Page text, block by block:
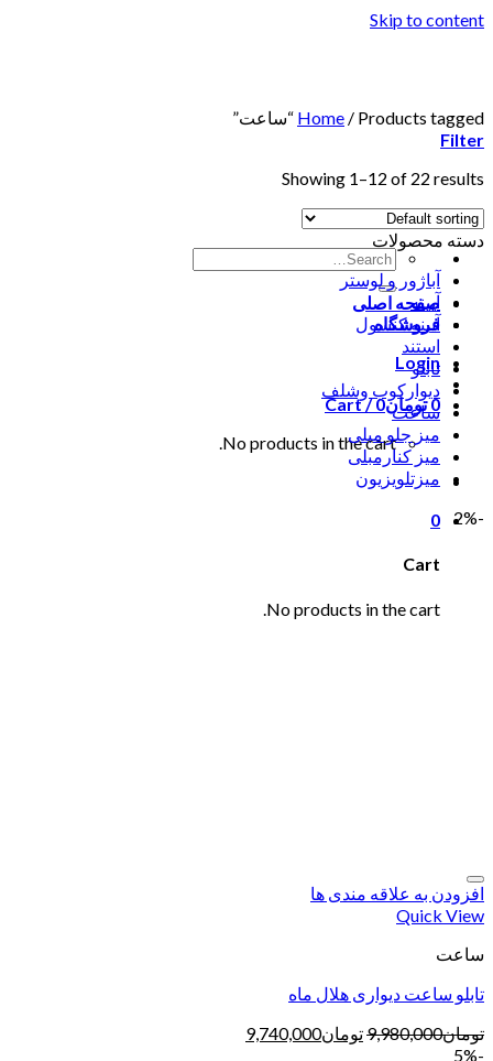
Skip to content
صفحه اصلی
فروشگاه
Login
Cart / تومان0
0
No products in the cart.
0
Cart
No products in the cart.
Home / Products tagged “ساعت”
Filter
Showing 1–12 of 22 results
دسته محصولات
آباژور و لوستر
آیینه
آیینه کنسول
استند
تابلو
دیوارکوب وشلف
ساعت
میز جلو مبلی
میز کنارمبلی
میزتلویزیون
-2%
افزودن به علاقه مندی ها
Quick View
ساعت
تابلو ساعت دیواری هلال ماه
تومان9,980,000تومان9,740,000
-5%